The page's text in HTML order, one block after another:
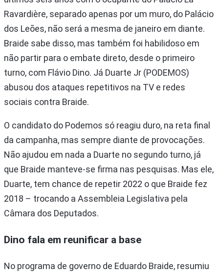
Ravardière, separado apenas por um muro, do Palácio
dos Leões, não será a mesma de janeiro em diante.
Braide sabe disso, mas também foi habilidoso em
não partir para o embate direto, desde o primeiro
turno, com Flávio Dino. Já Duarte Jr (PODEMOS)
abusou dos ataques repetitivos na TV e redes
sociais contra Braide.
O candidato do Podemos só reagiu duro, na reta final
da campanha, mas sempre diante de provocações.
Não ajudou em nada a Duarte no segundo turno, já
que Braide manteve-se firma nas pesquisas. Mas ele,
Duarte, tem chance de repetir 2022 o que Braide fez
2018 – trocando a Assembleia Legislativa pela
Câmara dos Deputados.
Dino fala em reunificar a base
No programa de governo de Eduardo Braide, resumiu